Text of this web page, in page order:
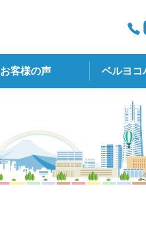
お客様の声 ベルヨコ